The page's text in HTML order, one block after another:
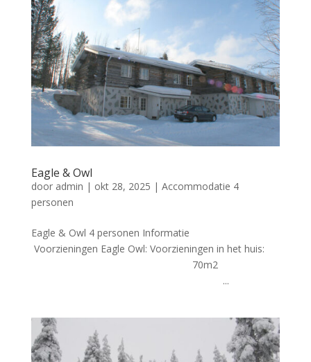
Eagle & Owl
door admin | okt 28, 2025 | Accommodatie 4
personen
Eagle & Owl 4 personen Informatie
Voorzieningen Eagle Owl: Voorzieningen in het huis:
70m2
...